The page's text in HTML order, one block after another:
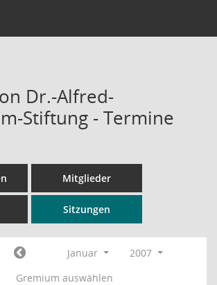
Dr.-Alfred-
Stiftung - Termine
Mitglieder
Sitzungen
Januar
2007
Gremium auswählen